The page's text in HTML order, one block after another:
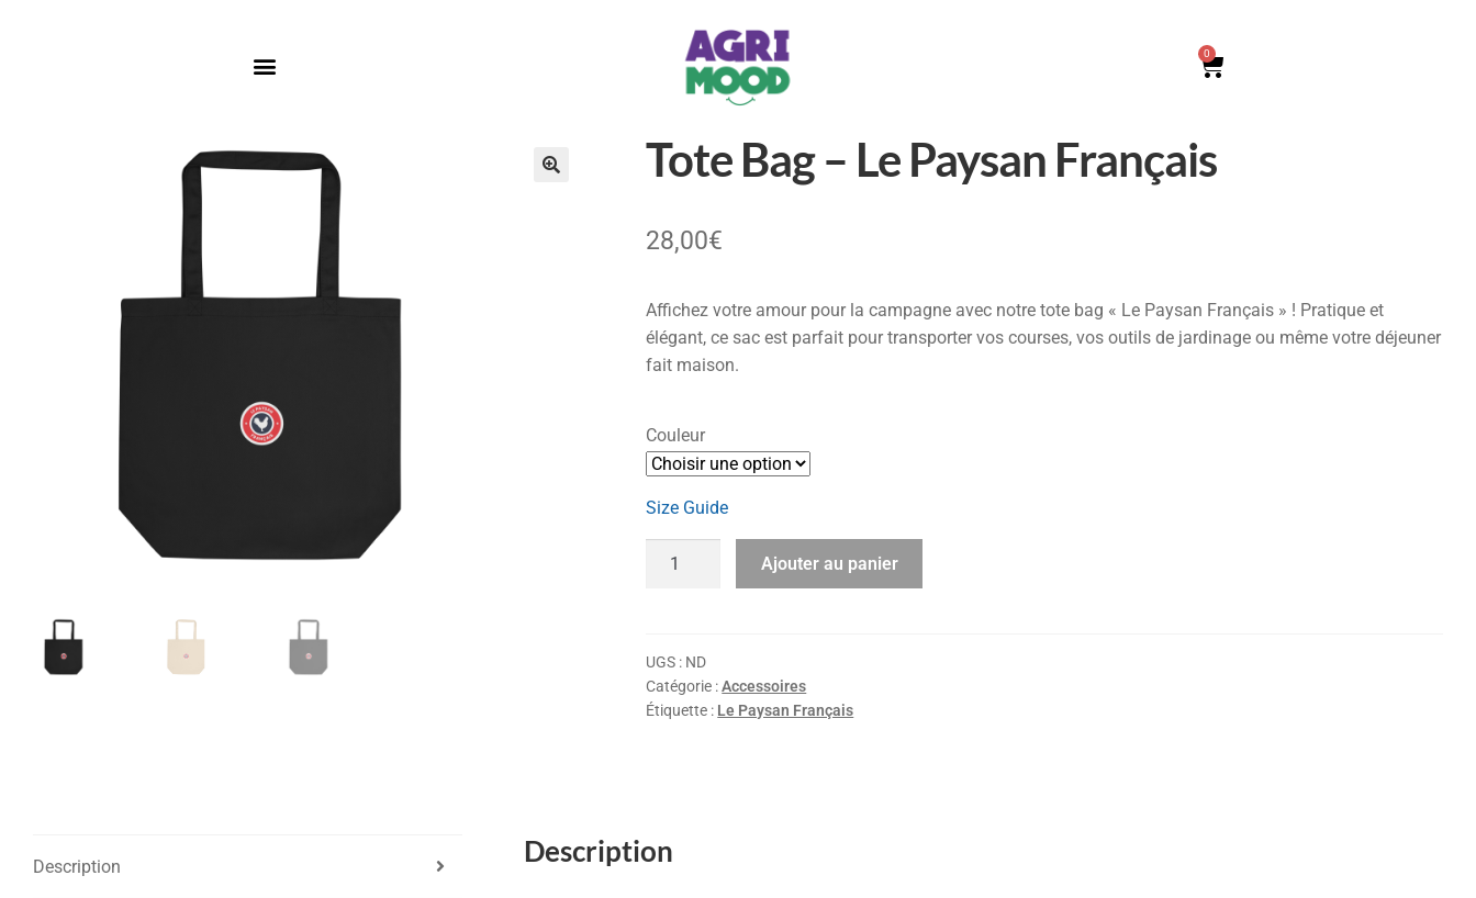
0
Tote Bag – Le Paysan Français
28,00€
Affichez votre amour pour la campagne avec notre tote bag « Le Paysan Français » ! Pratique et
élégant, ce sac est parfait pour transporter vos courses, vos outils de jardinage ou même votre déjeuner
fait maison.
Couleur
Size Guide
Ajouter au panier
UGS : ND
Catégorie :Accessoires
Étiquette : Le Paysan Français
Description Description